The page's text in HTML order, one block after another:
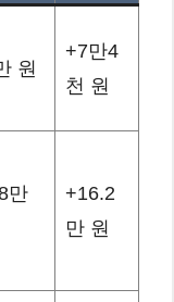
원
+7만4
천 원
만
+16.2
만 원